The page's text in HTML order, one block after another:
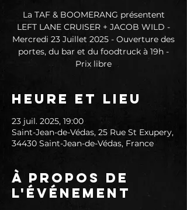
La TAF & BOOMERANG présentent
LEFT LANE CRUISER + JACOB WILD -
Mercredi 23 Juillet 2025 - Ouverture des
portes, du bar et du foodtruck à 19h -
Heure et lieu
23 juil. 2025, 19:00
Saint-Jean-de-Védas, 25 Rue St Exupery,
34430 Saint-Jean-de-Védas, France
À propos de
l'événement